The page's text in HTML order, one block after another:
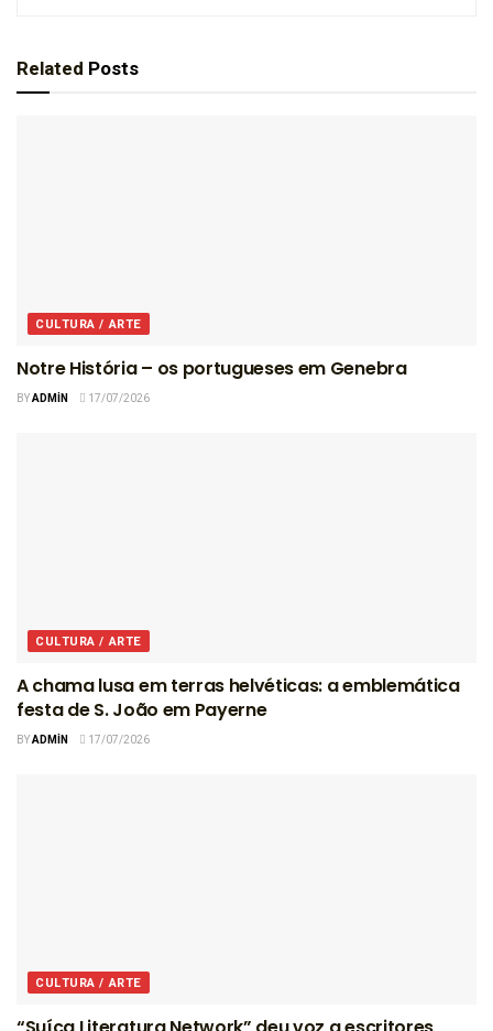
Related Posts
CULTURA / ARTE
Notre História – os portugueses em Genebra
BYADMIN 17/07/2026
CULTURA / ARTE
A chama lusa em terras helvéticas: a emblemática
festa de S. João em Payerne
BYADMIN 17/07/2026
CULTURA / ARTE